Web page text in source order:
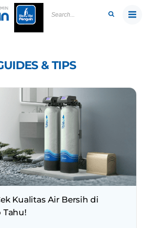
Skip
content
& TIPS
Kualitas Air Bersih di
Tahu!